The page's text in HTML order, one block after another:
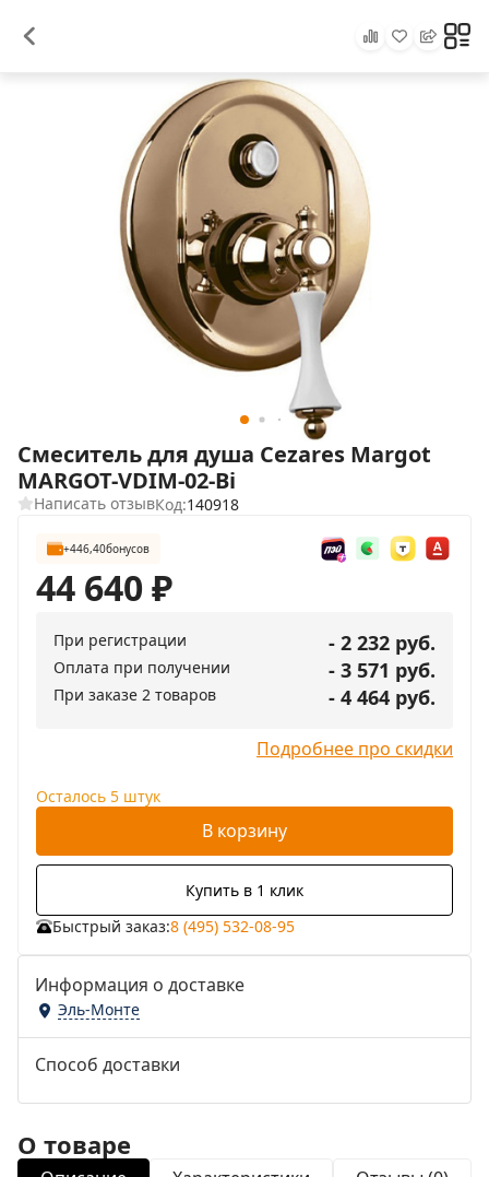
Смеситель для душа Cezares Margot
MARGOT-VDIM-02-Bi
Написать отзывКод:140918
+446,40бонусов
44 640₽
При регистрации - 2 232 руб.
Оплата при получении - 3 571 руб.
При заказе 2 товаров - 4 464 руб.
Подробнее про скидки
Осталось 5 штук
В корзину
Купить в 1 клик
Быстрый заказ:8 (495) 532-08-95
Информация о доставке
Эль-Монте
Способ доставки
О товаре